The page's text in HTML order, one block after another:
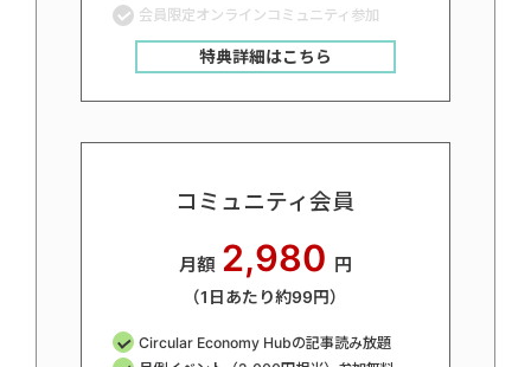
会員限定オンラインコミュニティ参加
特典詳細はこちら
コミュニティ会員
月額 2,980 円
（1日あたり約99円）
Circular Economy Hubの記事読み放題